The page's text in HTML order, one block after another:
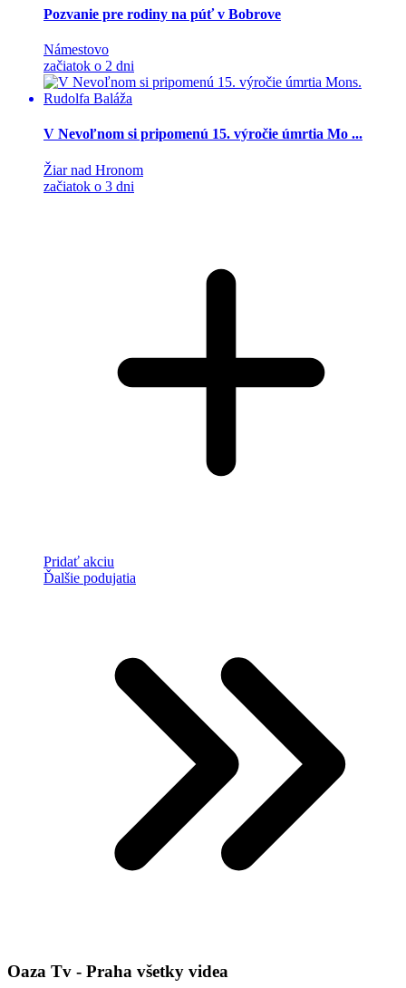
Pozvanie pre rodiny na púť v Bobrove
Námestovo
začiatok o 2 dni
V Nevoľnom si pripomenú 15. výročie úmrtia Mo ...
Žiar nad Hronom
začiatok o 3 dni
Pridať akciu
Ďalšie podujatia
Oaza Tv - Praha všetky videa